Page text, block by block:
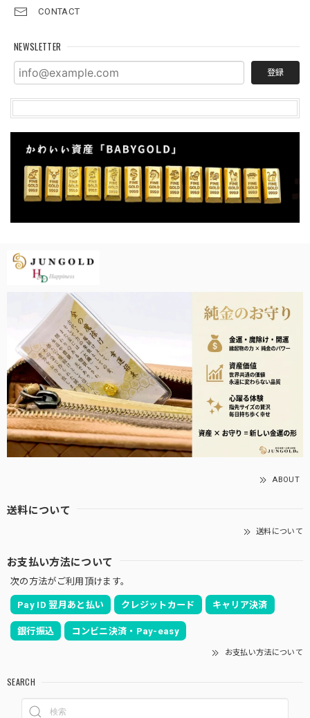
CONTACT
NEWSLETTER
登録
ABOUT
送料について
送料について
お支払い方法について
次の方法がご利用頂けます。
Pay ID 翌月あと払い クレジットカード キャリア決済
銀行振込 コンビニ決済・Pay-easy
お支払い方法について
SEARCH